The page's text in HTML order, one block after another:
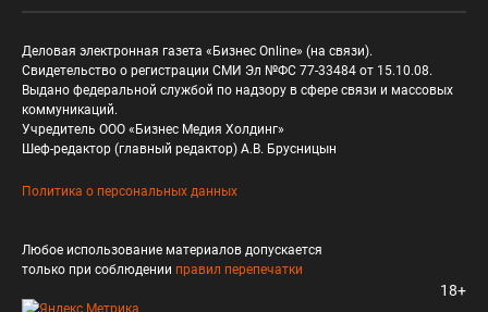
Деловая электронная газета «Бизнес Online» (на связи).
Свидетельство о регистрации СМИ Эл №ФС 77-33484 от 15.10.08.
Выдано федеральной службой по надзору в сфере связи и массовых
коммуникаций.
Учредитель ООО «Бизнес Медия Холдинг»
Шеф-редактор (главный редактор) А.В. Брусницын
Политика о персональных данных
Любое использование материалов допускается
только при соблюдении правил перепечатки
18+